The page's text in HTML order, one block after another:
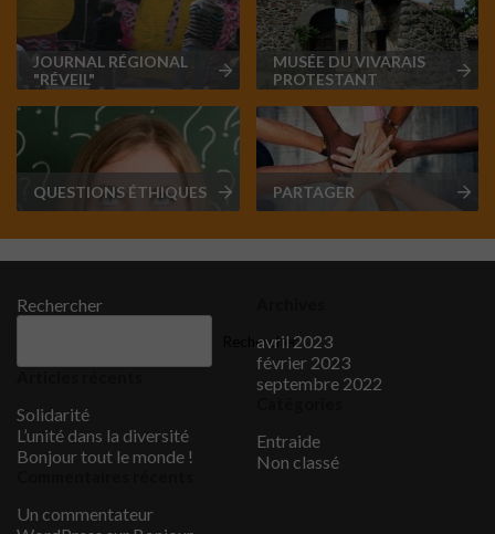
JOURNAL RÉGIONAL
"RÉVEIL"
MUSÉE DU VIVARAIS
PROTESTANT
QUESTIONS ÉTHIQUES PARTAGER
Rechercher
Rechercher
Solidarité
L’unité dans la diversité
Bonjour tout le monde !
Un commentateur
avril 2023
février 2023
septembre 2022
Entraide
Non classé